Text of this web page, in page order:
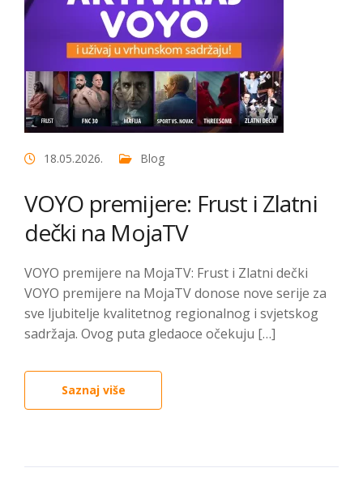
18.05.2026. Blog
VOYO premijere: Frust i Zlatni
dečki na MojaTV
VOYO premijere na MojaTV: Frust i Zlatni dečki
VOYO premijere na MojaTV donose nove serije za
sve ljubitelje kvalitetnog regionalnog i svjetskog
sadržaja. Ovog puta gledaoce očekuju […]
Saznaj više